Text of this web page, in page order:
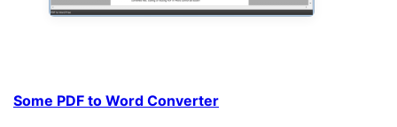
Some PDF to Word Converter